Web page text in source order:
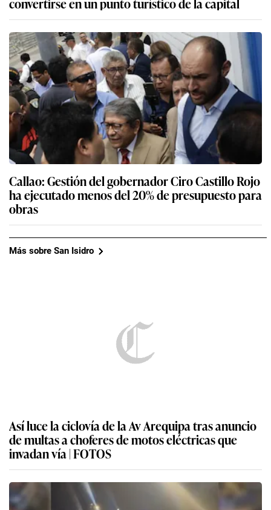
Callao: Gestión del gobernador Ciro Castillo Rojo
ha ejecutado menos del 20% de presupuesto para
obras
Más sobre San Isidro
Así luce la ciclovía de la Av Arequipa tras anuncio
de multas a choferes de motos eléctricas que
invadan vía | FOTOS